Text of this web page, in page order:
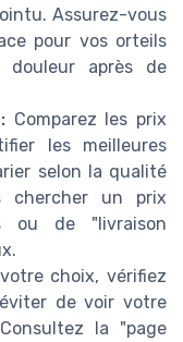
Assurez-vous
pour vos orteils
après de
Comparez les prix
les meilleures
selon la qualité
chercher un prix
ou de "livraison
choix, vérifiez
de voir votre
la "page